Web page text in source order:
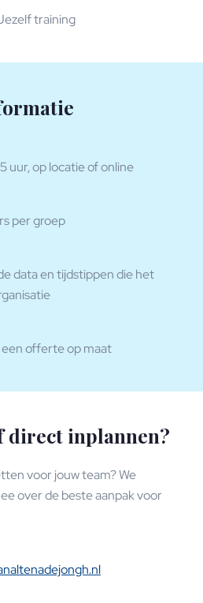
training
uur, op locatie of online
per groep
data en tijdstippen die het
offerte op maat
direct inplannen?
voor jouw team? We
over de beste aanpak voor